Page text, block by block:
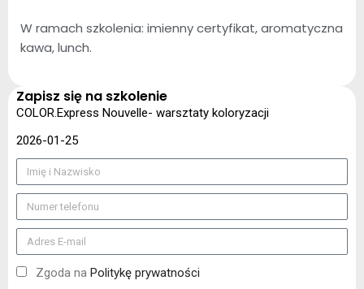
W ramach szkolenia: imienny certyfikat, aromatyczna
kawa, lunch.
Zapisz się na szkolenie
COLOR.Express Nouvelle- warsztaty koloryzacji
2026-01-25
Zgoda na Politykę prywatności